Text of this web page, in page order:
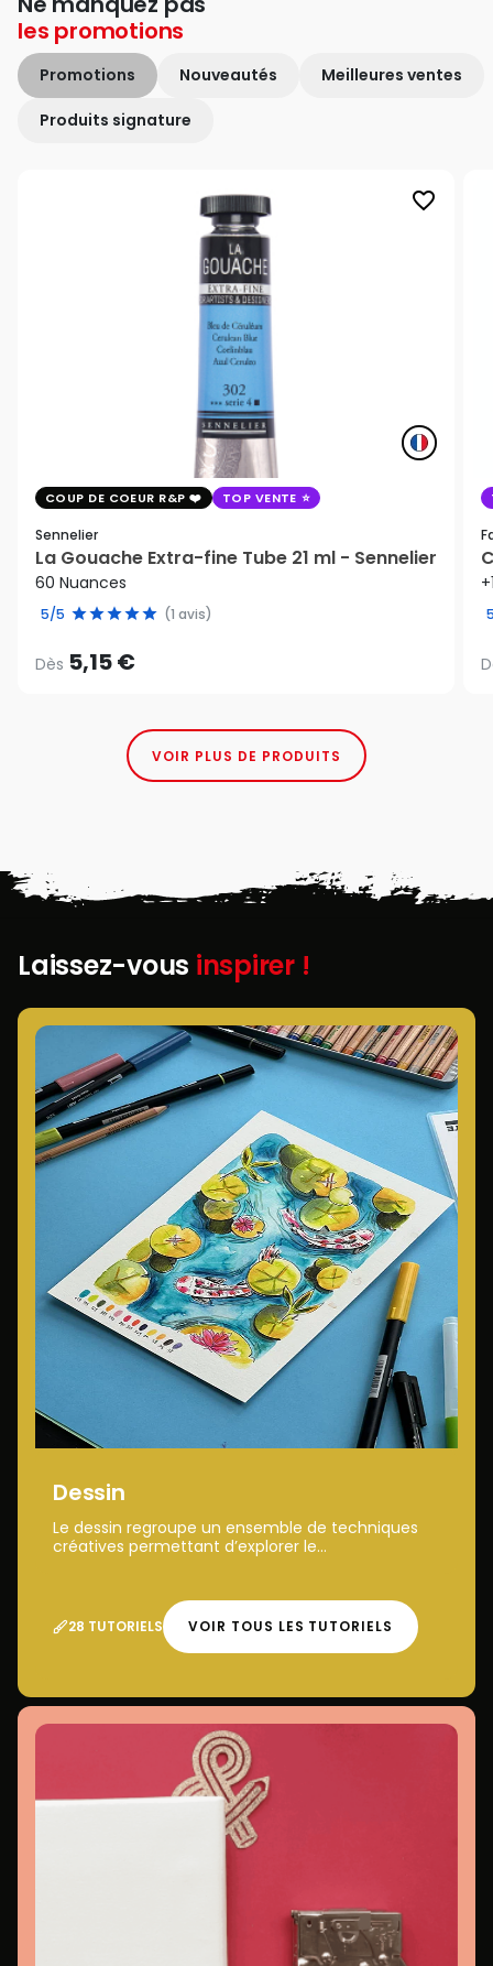
les promotions
Promotions Nouveautés Meilleures ventes
Produits signature
favorite_border
COUP DE COEUR R&P TOP VENTE
Sennelier
La Gouache Extra-fine Tube 21 ml - Sennelier
60 Nuances
5/5 (1 avis)
Dès 5,15 €
VOIR PLUS DE PRODUITS
Laissez-vous inspirer !
Dessin
Le dessin regroupe un ensemble de techniques
créatives permettant d’explorer le...
28 TUTORIELS VOIR TOUS LES TUTORIELS